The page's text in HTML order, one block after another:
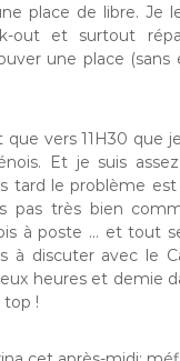
place de libre. Je
out et surtout
une place (sans
que vers 11H30 que
Et je suis
tard le problème
pas très bien
à poste … et tout
à discuter avec le
heures et demie
top !